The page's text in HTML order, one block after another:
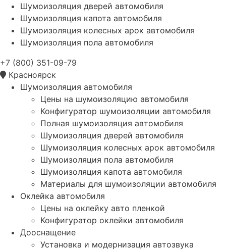
Шумоизоляция дверей автомобиля
Шумоизоляция капота автомобиля
Шумоизоляция колесных арок автомобиля
Шумоизоляция пола автомобиля
+7 (800) 351-09-79
Красноярск
Шумоизоляция автомобиля
Цены на шумоизоляцию автомобиля
Конфигуратор шумоизоляции автомобиля
Полная шумоизоляция автомобиля
Шумоизоляция дверей автомобиля
Шумоизоляция колесных арок автомобиля
Шумоизоляция пола автомобиля
Шумоизоляция капота автомобиля
Материалы для шумоизоляции автомобиля
Оклейка автомобиля
Цены на оклейку авто пленкой
Конфигуратор оклейки автомобиля
Дооснащение
Установка и модернизация автозвука